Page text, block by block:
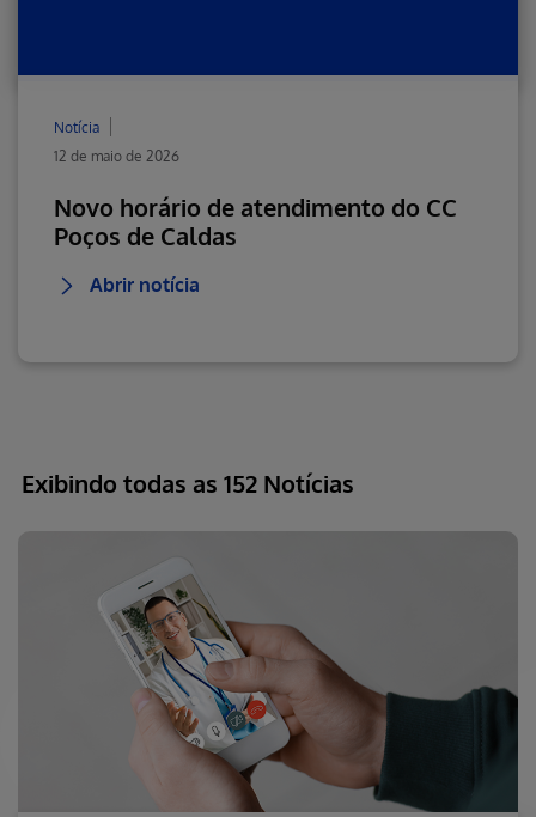
Notícia
12 de maio de 2026
Novo horário de atendimento do CC
Poços de Caldas
Abrir notícia
Exibindo todas as 152 Notícias